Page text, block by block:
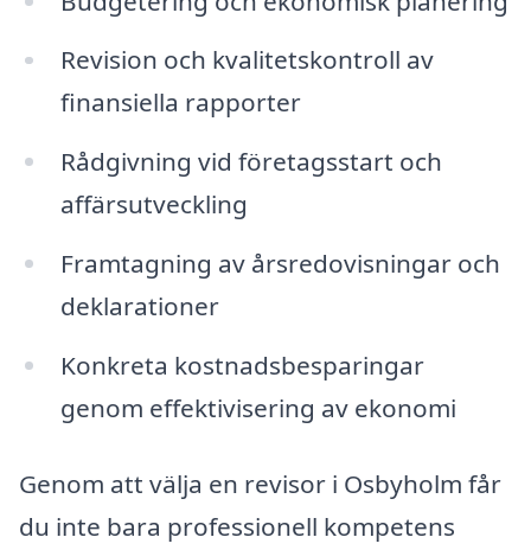
Revision och kvalitetskontroll av
finansiella rapporter
Rådgivning vid företagsstart och
affärsutveckling
Framtagning av årsredovisningar och
deklarationer
Konkreta kostnadsbesparingar
genom effektivisering av ekonomi
Genom att välja en revisor i Osbyholm får
du inte bara professionell kompetens